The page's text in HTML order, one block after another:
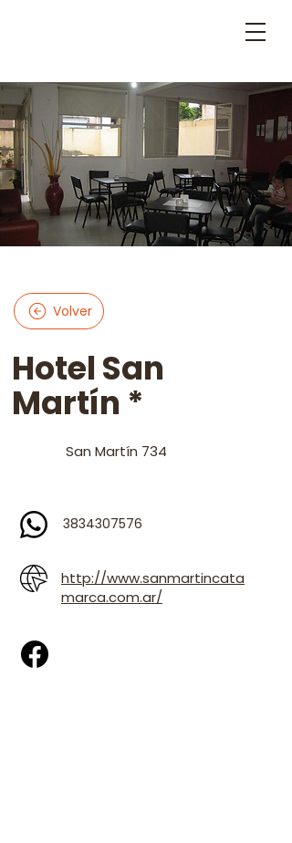
Volver
Hotel San
Martín *
San Martín 734
3834307576
http://www.sanmartincata
marca.com.ar/